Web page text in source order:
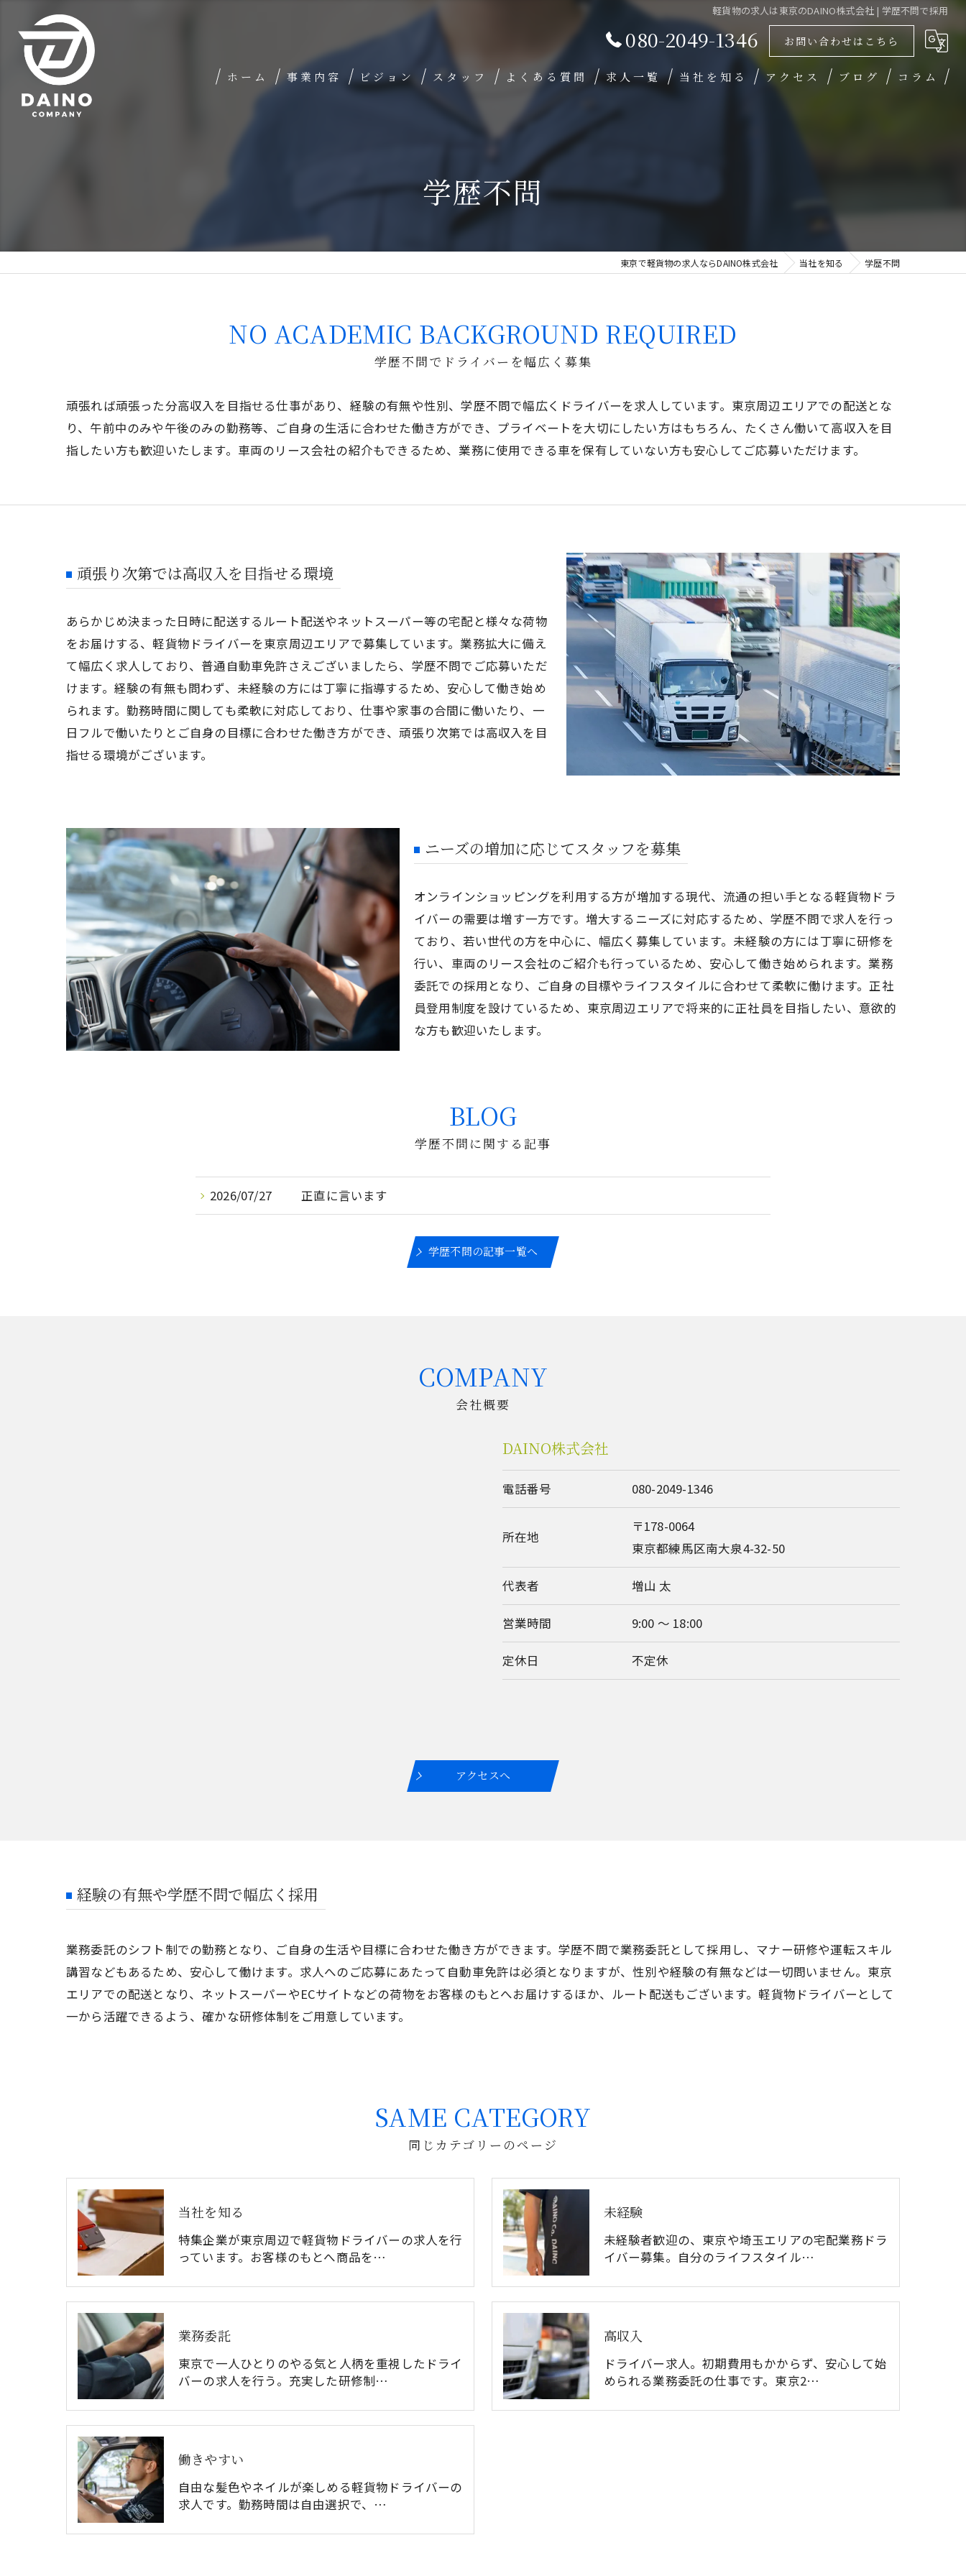
軽貨物の求人は東京のDAINO株式会社 | 学歴不問で採用
080-2049-1346 お問い合わせはこちら
ホーム 事業内容 ビジョン スタッフ よくある質問 求人一覧 当社を知る
学歴不問
アクセス ブログ コラム
学歴不問
東京で軽貨物の求人ならDAINO株式会社 当社を知る 学歴不問
学歴不問でドライバーを幅広く募集
NO ACADEMIC BACKGROUND REQUIRED
頑張れば頑張った分高収入を目指せる仕事があり、経験の有無や性別、学歴不問で幅広くドライバーを求人しています。東京周辺エリアでの配送とな
り、午前中のみや午後のみの勤務等、ご自身の生活に合わせた働き方ができ、プライベートを大切にしたい方はもちろん、たくさん働いて高収入を目
指したい方も歓迎いたします。車両のリース会社の紹介もできるため、業務に使用できる車を保有していない方も安心してご応募いただけます。
頑張り次第では高収入を目指せる環境
あらかじめ決まった日時に配送するルート配送やネットスーパー等の宅配と様々な荷物
をお届けする、軽貨物ドライバーを東京周辺エリアで募集しています。業務拡大に備え
て幅広く求人しており、普通自動車免許さえございましたら、学歴不問でご応募いただ
けます。経験の有無も問わず、未経験の方には丁寧に指導するため、安心して働き始め
られます。勤務時間に関しても柔軟に対応しており、仕事や家事の合間に働いたり、一
日フルで働いたりとご自身の目標に合わせた働き方ができ、頑張り次第では高収入を目
指せる環境がございます。
ニーズの増加に応じてスタッフを募集
オンラインショッピングを利用する方が増加する現代、流通の担い手となる軽貨物ドラ
イバーの需要は増す一方です。増大するニーズに対応するため、学歴不問で求人を行っ
ており、若い世代の方を中心に、幅広く募集しています。未経験の方には丁寧に研修を
行い、車両のリース会社のご紹介も行っているため、安心して働き始められます。業務
委託での採用となり、ご自身の目標やライフスタイルに合わせて柔軟に働けます。正社
員登用制度を設けているため、東京周辺エリアで将来的に正社員を目指したい、意欲的
な方も歓迎いたします。
BLOG
学歴不問に関する記事
2026/07/27 正直に言います
学歴不問の記事一覧へ
会社概要
COMPANY
DAINO株式会社
電話番号 080-2049-1346
所在地
〒178-0064
東京都練馬区南大泉4-32-50
代表者 増山 太
営業時間 9:00 ～ 18:00
定休日 不定休
アクセスへ
経験の有無や学歴不問で幅広く採用
業務委託のシフト制での勤務となり、ご自身の生活や目標に合わせた働き方ができます。学歴不問で業務委託として採用し、マナー研修や運転スキル
講習などもあるため、安心して働けます。求人へのご応募にあたって自動車免許は必須となりますが、性別や経験の有無などは一切問いません。東京
エリアでの配送となり、ネットスーパーやECサイトなどの荷物をお客様のもとへお届けするほか、ルート配送もございます。軽貨物ドライバーとして
一から活躍できるよう、確かな研修体制をご用意しています。
同じカテゴリーのページ
SAME CATEGORY
当社を知る
特集企業が東京周辺で軽貨物ドライバーの求人を行
っています。お客様のもとへ商品を…
未経験
未経験者歓迎の、東京や埼玉エリアの宅配業務ドラ
イバー募集。自分のライフスタイル…
業務委託
東京で一人ひとりのやる気と人柄を重視したドライ
バーの求人を行う。充実した研修制…
高収入
ドライバー求人。初期費用もかからず、安心して始
められる業務委託の仕事です。東京2…
働きやすい
自由な髪色やネイルが楽しめる軽貨物ドライバーの
求人です。勤務時間は自由選択で、…